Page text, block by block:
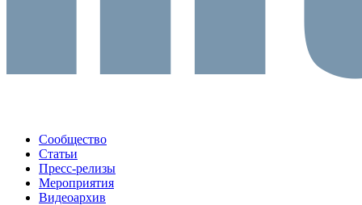
Сообщество
Статьи
Пресс-релизы
Мероприятия
Видеоархив